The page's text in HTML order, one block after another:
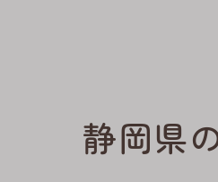
静岡県